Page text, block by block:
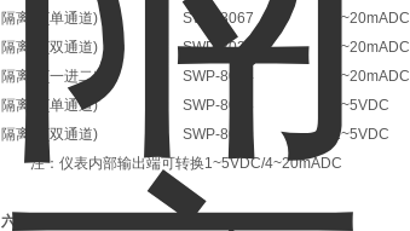
隔离器(单通道)
SWP-8067 4~20mADC
隔离器(双通道) SWP-8038 4~20mADC
隔离器(一进二出)
SWP-8034 4~20mADC
隔离器(单通道)
SWP-8068 1~5VDC
隔离器(双通道)
SWP-8069 1~5VDC
注：仪表内部输出端可转换1~5VDC/4~20mADC
六、接线示意图